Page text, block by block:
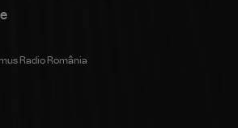
Radio România